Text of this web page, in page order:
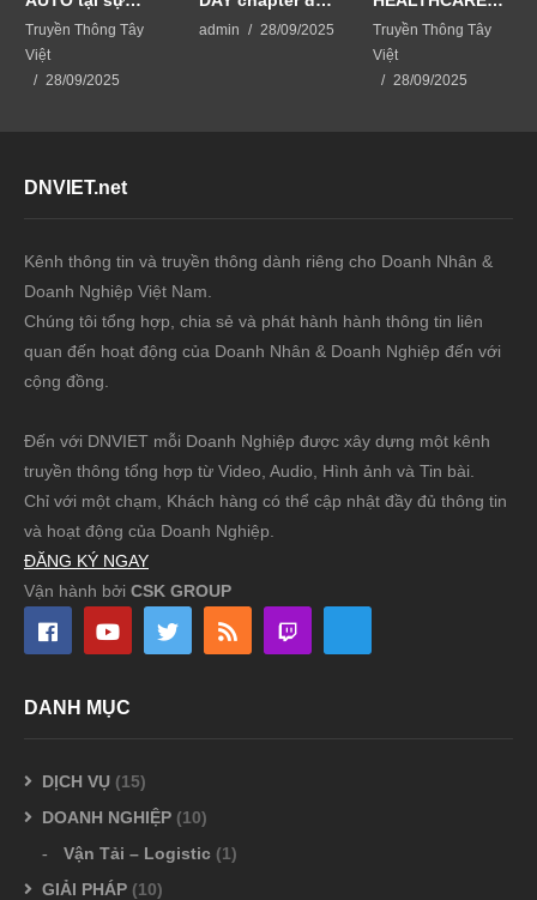
kiện Business
Matching-kết
nối vươn xa
Truyền Thông Tây
Việt
28/09/2025
phối hợp tổ
admin 28/09/2025
USA giải pháp
chăm sóc da từ
thiên nhiên
Truyền Thông Tây
Việt
28/09/2025
DNVIET.net
Kênh thông tin và truyền thông dành riêng cho Doanh Nhân &
Doanh Nghiệp Việt Nam.
Chúng tôi tổng hợp, chia sẻ và phát hành hành thông tin liên
quan đến hoạt động của Doanh Nhân & Doanh Nghiệp đến với
cộng đồng.
Đến với DNVIET mỗi Doanh Nghiệp được xây dựng một kênh
truyền thông tổng hợp từ Video, Audio, Hình ảnh và Tin bài.
Chỉ với một chạm, Khách hàng có thể cập nhật đầy đủ thông tin
và hoạt động của Doanh Nghiệp.
ĐĂNG KÝ NGAY
Vận hành bởi CSK GROUP
DANH MỤC
DỊCH VỤ (15)
DOANH NGHIỆP (10)
Vận Tải – Logistic (1)
GIẢI PHÁP (10)